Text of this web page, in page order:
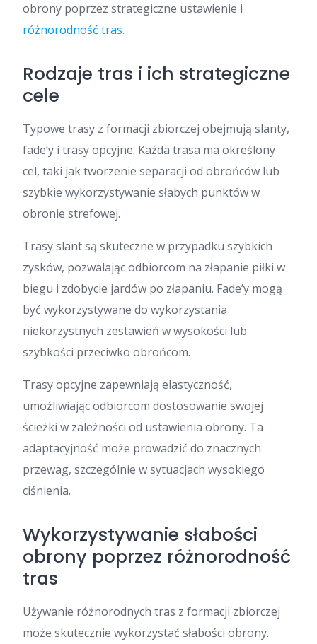
obrony poprzez strategiczne ustawienie i
różnorodność tras.
Rodzaje tras i ich strategiczne
cele
Typowe trasy z formacji zbiorczej obejmują slanty,
fade’y i trasy opcyjne. Każda trasa ma określony
cel, taki jak tworzenie separacji od obrońców lub
szybkie wykorzystywanie słabych punktów w
obronie strefowej.
Trasy slant są skuteczne w przypadku szybkich
zysków, pozwalając odbiorcom na złapanie piłki w
biegu i zdobycie jardów po złapaniu. Fade’y mogą
być wykorzystywane do wykorzystania
niekorzystnych zestawień w wysokości lub
szybkości przeciwko obrońcom.
Trasy opcyjne zapewniają elastyczność,
umożliwiając odbiorcom dostosowanie swojej
ścieżki w zależności od ustawienia obrony. Ta
adaptacyjność może prowadzić do znacznych
przewag, szczególnie w sytuacjach wysokiego
ciśnienia.
Wykorzystywanie słabości
obrony poprzez różnorodność
tras
Używanie różnorodnych tras z formacji zbiorczej
może skutecznie wykorzystać słabości obrony.